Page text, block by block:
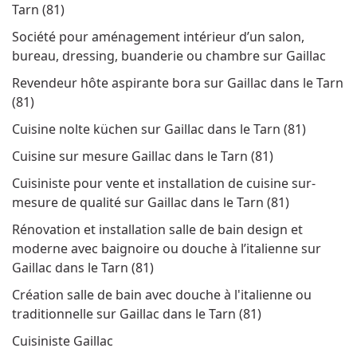
Tarn (81)
Société pour aménagement intérieur d’un salon,
bureau, dressing, buanderie ou chambre sur Gaillac
Revendeur hôte aspirante bora sur Gaillac dans le Tarn
(81)
Cuisine nolte küchen sur Gaillac dans le Tarn (81)
Cuisine sur mesure Gaillac dans le Tarn (81)
Cuisiniste pour vente et installation de cuisine sur-
mesure de qualité sur Gaillac dans le Tarn (81)
Rénovation et installation salle de bain design et
moderne avec baignoire ou douche à l’italienne sur
Gaillac dans le Tarn (81)
Création salle de bain avec douche à l'italienne ou
traditionnelle sur Gaillac dans le Tarn (81)
Cuisiniste Gaillac